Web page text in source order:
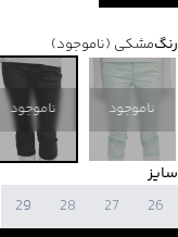
رنگمشکی (ناموجود)
ناموجود ناموجود
سایز
26
27
28
29